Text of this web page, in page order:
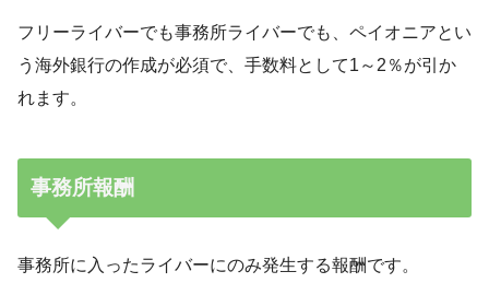
フリーライバーでも事務所ライバーでも、ペイオニアとい
う海外銀行の作成が必須で、手数料として1～2％が引か
れます。
事務所報酬
事務所に入ったライバーにのみ発生する報酬です。